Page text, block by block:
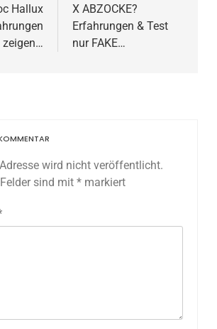
Hallux
zeigen…
X ABZOCKE?
Erfahrungen & Test
nur FAKE…
wird nicht veröffentlicht.
sind mit *markiert